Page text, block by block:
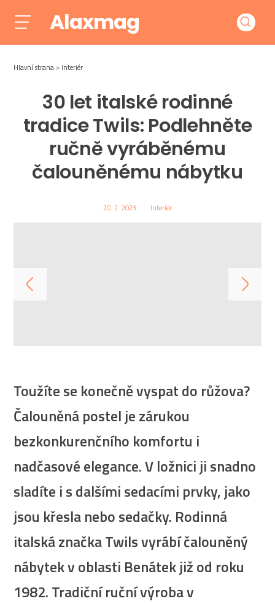
Alaxmag
Hlavní strana Interiér
30 let italské rodinné
tradice Twils: Podlehněte
ručně vyráběnému
čalouněnému nábytku
20. 2. 2023 Interiér
Toužíte se konečně vyspat do růžova?
Čalouněná postel je zárukou
bezkonkurenčního komfortu i
nadčasové elegance. V ložnici ji snadno
sladíte i s dalšími sedacími prvky, jako
jsou křesla nebo sedačky. Rodinná
italská značka Twils vyrábí čalouněný
nábytek v oblasti Benátek již od roku
1982. Tradiční ruční výroba v